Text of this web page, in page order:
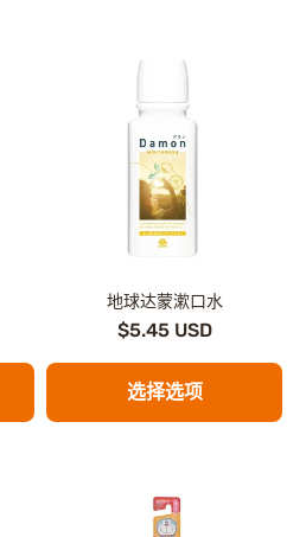
地球达蒙漱口水
$5.45 USD
选择选项